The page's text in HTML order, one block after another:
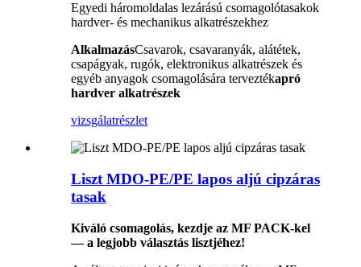
Egyedi háromoldalas lezárású csomagolótasakok
hardver- és mechanikus alkatrészekhez
AlkalmazásCsavarok, csavaranyák, alátétek,
csapágyak, rugók, elektronikus alkatrészek és
egyéb anyagok csomagolására terveztékapró
hardver alkatrészek
vizsgálatrészlet
Liszt MDO-PE/PE lapos aljú cipzáras
tasak
Kiváló csomagolás, kezdje az MF PACK-kel
— a legjobb választás lisztjéhez!